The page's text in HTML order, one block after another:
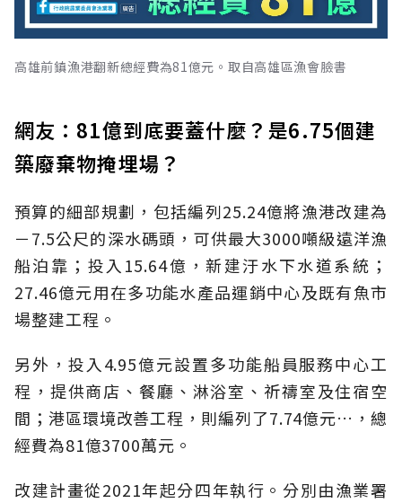
高雄前鎮漁港翻新總經費為81億元。取自高雄區漁會臉書
網友：81億到底要蓋什麼？是6.75個建
築廢棄物掩埋場？
預算的細部規劃，包括編列25.24億將漁港改建為
－7.5公尺的深水碼頭，可供最大3000噸級遠洋漁
船泊靠；投入15.64億，新建汙水下水道系統；
27.46億元用在多功能水產品運銷中心及既有魚市
場整建工程。
另外，投入4.95億元設置多功能船員服務中心工
程，提供商店、餐廳、淋浴室、祈禱室及住宿空
間；港區環境改善工程，則編列了7.74億元…，總
經費為81億3700萬元。
改建計畫從2021年起分四年執行。分別由漁業署